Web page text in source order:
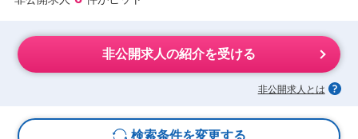
非公開求人の紹介を受ける
非公開求人とは
検索条件を変更する